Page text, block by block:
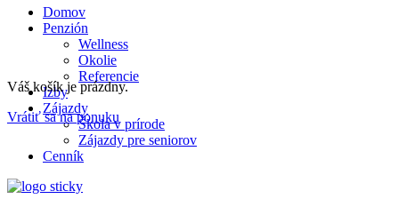
Domov
Penzión
Wellness
Okolie
Referencie
Izby
Zájazdy
Škola v prírode
Zájazdy pre seniorov
Cenník
Váš košík je prázdny.
Vrátiť sa na ponuku